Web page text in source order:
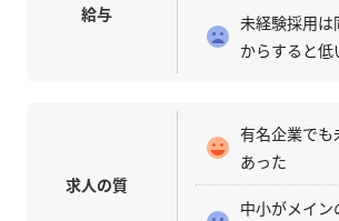
給与
未経験採用
からすると低
求人の質
有名企業で
あった
中小がメイ